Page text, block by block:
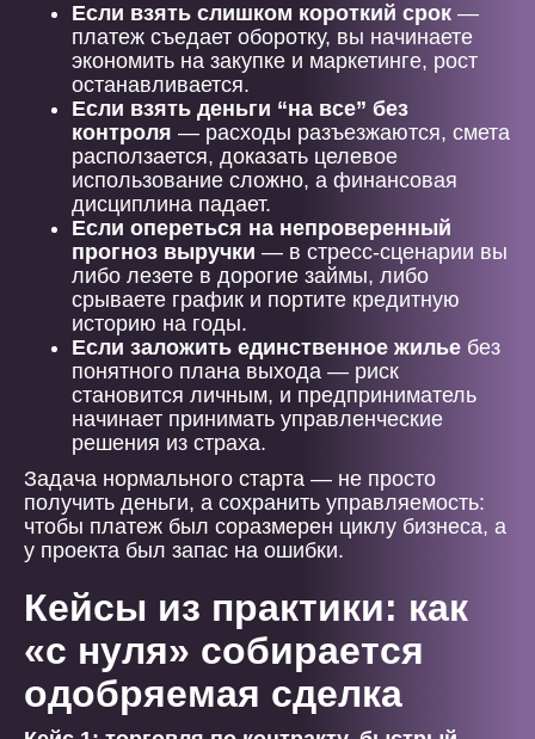
Если взять слишком короткий срок —
платеж съедает оборотку, вы начинаете
экономить на закупке и маркетинге, рост
останавливается.
Если взять деньги “на все” без
контроля — расходы разъезжаются, смета
расползается, доказать целевое
использование сложно, а финансовая
дисциплина падает.
Если опереться на непроверенный
прогноз выручки — в стресс-сценарии вы
либо лезете в дорогие займы, либо
срываете график и портите кредитную
историю на годы.
Если заложить единственное жилье без
понятного плана выхода — риск
становится личным, и предприниматель
начинает принимать управленческие
решения из страха.
Задача нормального старта — не просто
получить деньги, а сохранить управляемость:
чтобы платеж был соразмерен циклу бизнеса, а
у проекта был запас на ошибки.
Кейсы из практики: как
«с нуля» собирается
одобряемая сделка